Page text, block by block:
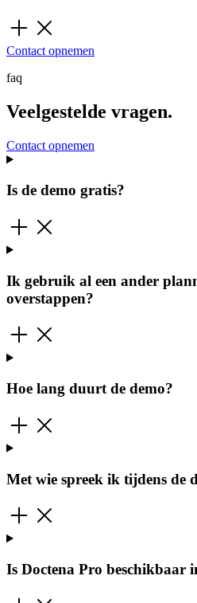
Contact opnemen
faq
Veelgestelde vragen.
Contact opnemen
Is de demo gratis?
Ik gebruik al een ander
overstappen?
Hoe lang duurt de demo?
Met wie spreek ik tijdens de
Is Doctena Pro beschikbaar